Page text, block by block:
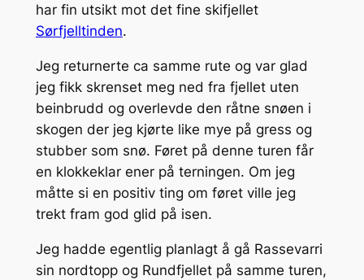
har fin utsikt mot det fine skifjellet
Sørfjelltinden.
Jeg returnerte ca samme rute og var glad
jeg fikk skrenset meg ned fra fjellet uten
beinbrudd og overlevde den råtne snøen i
skogen der jeg kjørte like mye på gress og
stubber som snø. Føret på denne turen får
en klokkeklar ener på terningen. Om jeg
måtte si en positiv ting om føret ville jeg
trekt fram god glid på isen.
Jeg hadde egentlig planlagt å gå Rassevarri
sin nordtopp og Rundfjellet på samme turen,